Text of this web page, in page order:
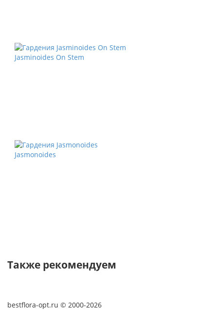
Jasminoides On Stem
Jasmonoides
Также рекомендуем
bestflora-opt.ru © 2000-2026